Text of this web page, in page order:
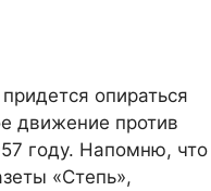
опираться
движение против
году. Напомню, что
«Степь»,